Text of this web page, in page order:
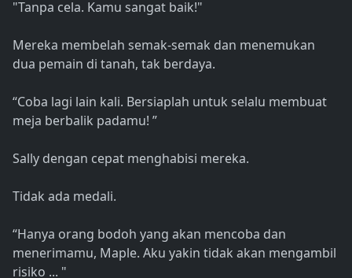
"Tanpa cela. Kamu sangat baik!"
Mereka membelah semak-semak dan menemukan
dua pemain di tanah, tak berdaya.
“Coba lagi lain kali. Bersiaplah untuk selalu membuat
meja berbalik padamu! ”
Sally dengan cepat menghabisi mereka.
Tidak ada medali.
“Hanya orang bodoh yang akan mencoba dan
menerimamu, Maple. Aku yakin tidak akan mengambil
risiko ... "